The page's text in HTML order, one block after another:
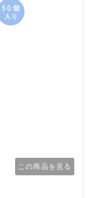
この商品を見る